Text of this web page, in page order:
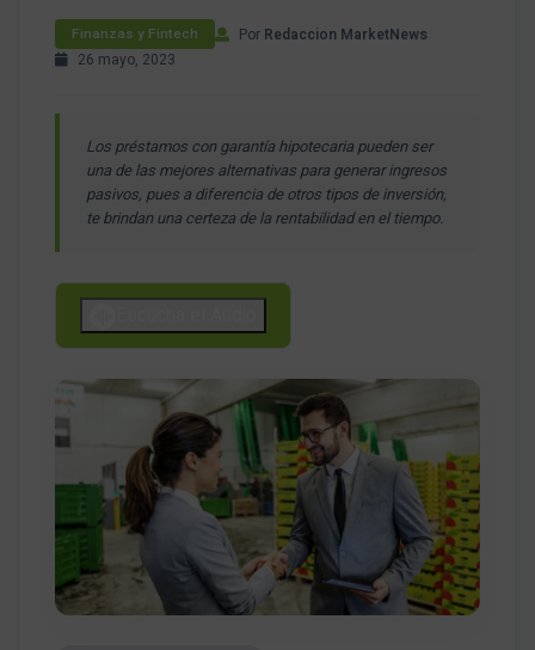
Finanzas y Fintech Por Redaccion MarketNews
26 mayo, 2023
Los préstamos con garantía hipotecaria pueden ser
una de las mejores alternativas para generar ingresos
pasivos, pues a diferencia de otros tipos de inversión,
te brindan una certeza de la rentabilidad en el tiempo.